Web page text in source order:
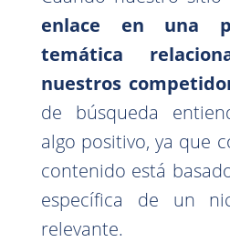
enlace en una
temática
nuestros
de búsqueda
algo positivo, ya que
contenido está
específica de un
relevante.